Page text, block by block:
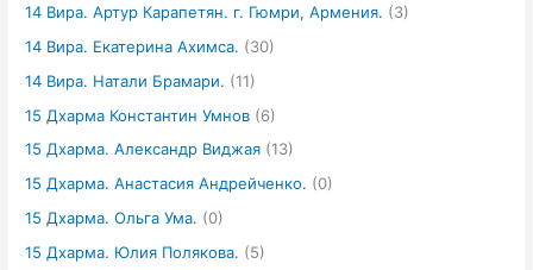
14 Вира. Артур Карапетян. г. Гюмри, Армения. (3)
14 Вира. Екатерина Ахимса. (30)
14 Вира. Натали Брамари. (11)
15 Дхарма Константин Умнов (6)
15 Дхарма. Александр Виджая (13)
15 Дхарма. Анастасия Андрейченко. (0)
15 Дхарма. Ольга Ума. (0)
15 Дхарма. Юлия Полякова. (5)